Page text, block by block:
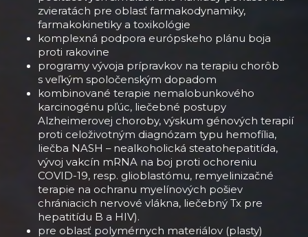
zvieratách pre oblasť farmakodynamiky,
farmakokinetiky a toxikológie
komplexná podpora európskeho plánu boja
proti rakovine
programy vývoja prípravkov na terapiu chorôb
s veľkým spoločenským dopadom
kombinované terapie nemalobunkového
karcinogénu pľúc, liečebné postupy
Alzheimerovej choroby, výskum génových terapií
proti celoživotným diagnózam typu hemofília,
liečba NASH – nealkoholická steatohepatitída,
vývoj vakcín mRNA na boj proti ochoreniu
COVID-19, resp. glioblastómu, remyelinizačné
terapie na ochranu myelínových pošiev
chrániacich nervové vlákna, liečebný Tx pre
hepatitídu B a HIV).
pre oblasť polymérnych materiálov (plasty)